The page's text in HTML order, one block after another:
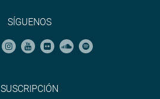
SÍGUENOS
SUSCRIPCIÓN